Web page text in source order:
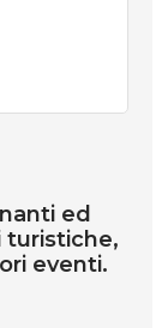
ed
turistiche,
eventi.